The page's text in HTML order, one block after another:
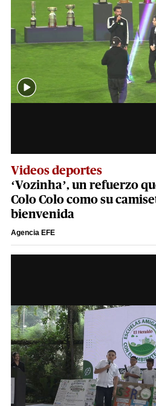
Videos deportes
‘Vozinha’, un refuerzo
Colo Colo como su
bienvenida
Agencia EFE